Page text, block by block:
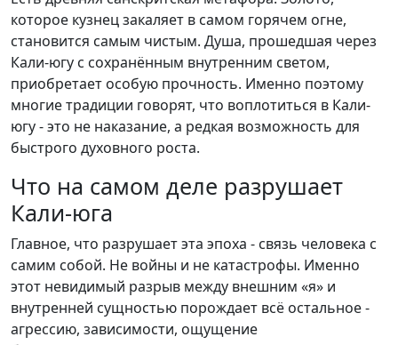
которое кузнец закаляет в самом горячем огне,
становится самым чистым. Душа, прошедшая через
Кали-югу с сохранённым внутренним светом,
приобретает особую прочность. Именно поэтому
многие традиции говорят, что воплотиться в Кали-
югу - это не наказание, а редкая возможность для
быстрого духовного роста.
Что на самом деле разрушает
Кали-юга
Главное, что разрушает эта эпоха - связь человека с
самим собой. Не войны и не катастрофы. Именно
этот невидимый разрыв между внешним «я» и
внутренней сущностью порождает всё остальное -
агрессию, зависимости, ощущение